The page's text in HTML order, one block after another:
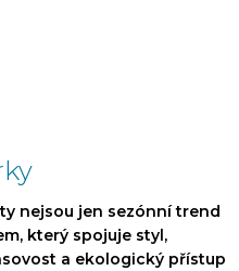
nejsou jen sezónní trend
který spojuje styl,
a ekologický přístup